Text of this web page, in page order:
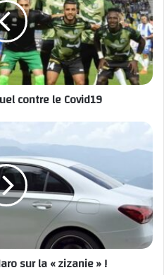
sous le choc
contre le Covid19
sur la « zizanie » !